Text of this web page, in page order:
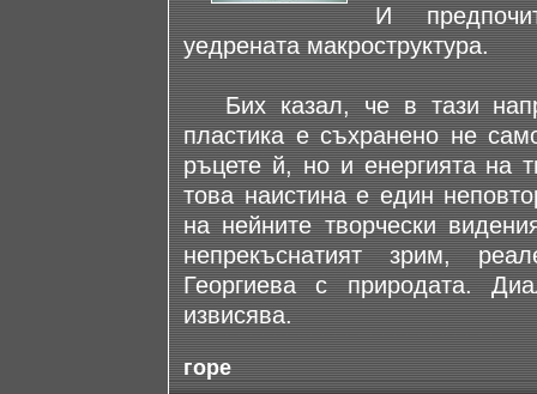
И
уедрената макроструктура.
Бих казал, че в тази
пластика е съхранено не
ръцете й, но и енергията на
това наистина е един
на нейните творчески
непрекъснатият зрим,
Георгиева с природата.
извисява.
горе